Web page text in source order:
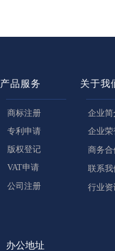
产品服务
商标注册
专利申请
版权登记
VAT申请
公司注册
关于我
企业简
企业荣
商务合
联系我
行业资
办公地址